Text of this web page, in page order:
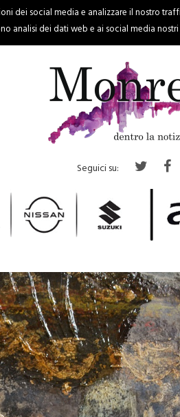
PALERMO REGIONE EVENTI
Seguici su:
dei social media e analizzare il nostro
analisi dei dati web e ai social media